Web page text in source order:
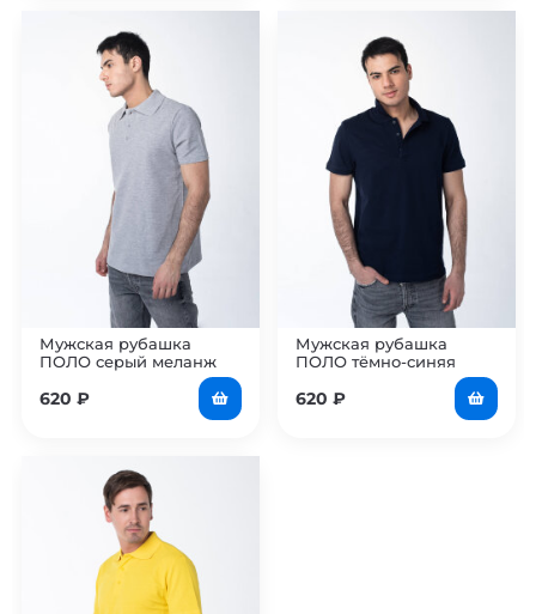
Мужская рубашка
ПОЛО серый меланж
620 ₽
Мужская рубашка
ПОЛО тёмно-синяя
620 ₽